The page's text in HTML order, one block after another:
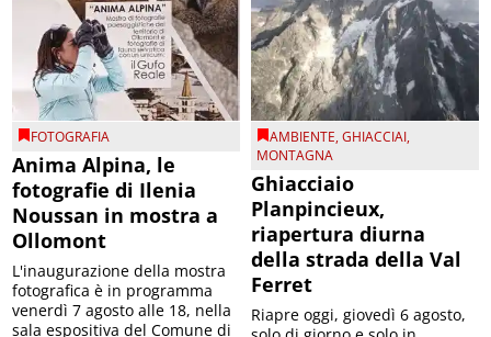
FOTOGRAFIA
Anima Alpina, le
fotografie di Ilenia
Noussan in mostra a
Ollomont
L'inaugurazione della mostra
fotografica è in programma
venerdì 7 agosto alle 18, nella
sala espositiva del Comune di
AMBIENTE,GHIACCIAI,
MONTAGNA
Ghiacciaio
Planpincieux,
riapertura diurna
della strada della Val
Ferret
Riapre oggi, giovedì 6 agosto,